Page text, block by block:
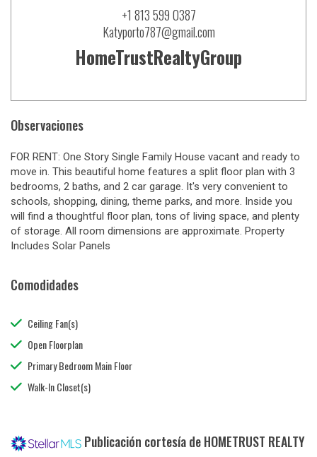
+1 813 599 0387
Katyporto787@gmail.com
HomeTrustRealtyGroup
Observaciones
FOR RENT: One Story Single Family House vacant and ready to
move in. This beautiful home features a split floor plan with 3
bedrooms, 2 baths, and 2 car garage. It's very convenient to
schools, shopping, dining, theme parks, and more. Inside you
will find a thoughtful floor plan, tons of living space, and plenty
of storage. All room dimensions are approximate. Property
Includes Solar Panels
Comodidades
Ceiling Fan(s)
Open Floorplan
Primary Bedroom Main Floor
Walk-In Closet(s)
Publicación cortesía de HOMETRUST REALTY